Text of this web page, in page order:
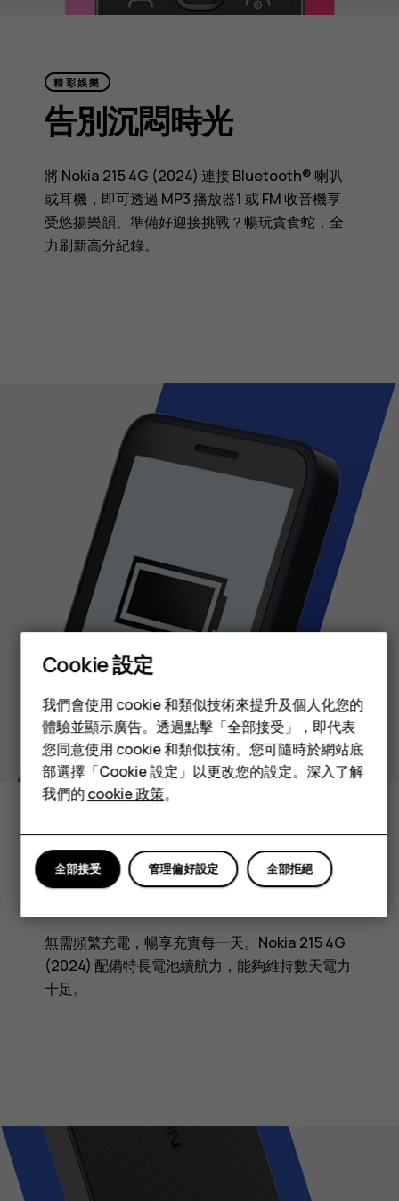
智慧型手機
功能型手機
配件
平板電腦
精彩娛樂
告別沉悶時光
將 Nokia 215 4G (2024) 連接 Bluetooth® 喇叭
或耳機，即可透過 MP3 播放器1 或 FM 收音機享
受悠揚樂韻。準備好迎接挑戰？暢玩貪食蛇，全
力刷新高分紀錄。
電池
暢享精彩每一天。
無需頻繁充電，暢享充實每一天。Nokia 215 4G
(2024) 配備特長電池續航力，能夠維持數天電力
十足。
Cookie 設定
我們會使用 cookie 和類似技術來提升及個人化您的
體驗並顯示廣告。透過點擊「全部接受」，即代表
您同意使用 cookie 和類似技術。您可隨時於網站底
部選擇「Cookie 設定」以更改您的設定。深入了解
我們的cookie 政策。
全部拒絕
管理偏好設定
全部接受